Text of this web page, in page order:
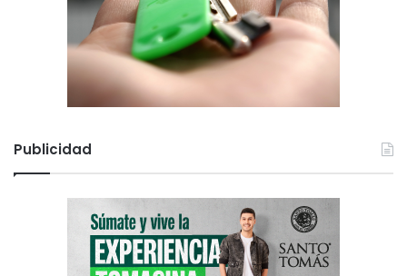
Publicidad